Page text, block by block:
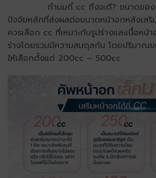
ทำนมกี่ cc ถึงจะดี? ขนาดของ
ปัจจัยหลักที่ส่งผลต่อขนาดหน้าอกหลังเส
ควรเลือก cc ที่เหมาะกับรูปร่างและเนื้อหน้
ร่างโดยรวมมีความสมดุลกัน โดยปริมาณ
ให้เลือกตั้งแต่ 200cc – 500cc